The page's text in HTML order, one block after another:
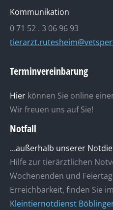
Kommunikation
0 71 52 . 3 06 96 93
Terminvereinbarung
Hier können Sie online
Wir freuen uns auf Sie!
Notfall
…außerhalb unserer
Hilfe zur tierärztlichen
Wochenenden und
Erreichbarkeit, finden Sie
Kleintiernotdienst